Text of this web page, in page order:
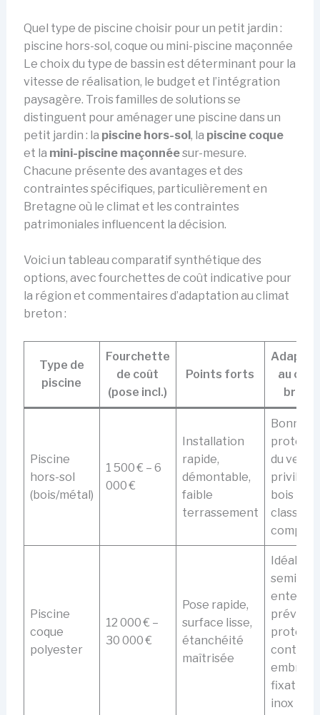
Quel type de piscine choisir pour un petit jardin :
piscine hors-sol, coque ou mini-piscine maçonnée
Le choix du type de bassin est déterminant pour la
vitesse de réalisation, le budget et l’intégration
paysagère. Trois familles de solutions se
distinguent pour aménager une piscine dans un
petit jardin : la piscine hors-sol, la piscine coque
et la mini-piscine maçonnéesur-mesure.
Chacune présente des avantages et des
contraintes spécifiques, particulièrement en
Bretagne où le climat et les contraintes
patrimoniales influencent la décision.
Voici un tableau comparatif synthétique des
options, avec fourchettes de coût indicative pour
la région et commentaires d’adaptation au climat
breton :
Type de
piscine
Fourchette
de coût
(pose incl.)
Points forts
au
Piscine
hors-sol
(bois/métal)
1 500 € – 6
000 €
Installation
rapide,
démontable,
faible
terrassement
Bonne si
du vent;
bois
classe 4
Piscine
coque
polyester
12 000 € –
30 000 €
Pose rapide,
surface lisse,
étanchéité
maîtrisée
Idéale en
semi-
enterré;
prévoir
contre
fixation
inox